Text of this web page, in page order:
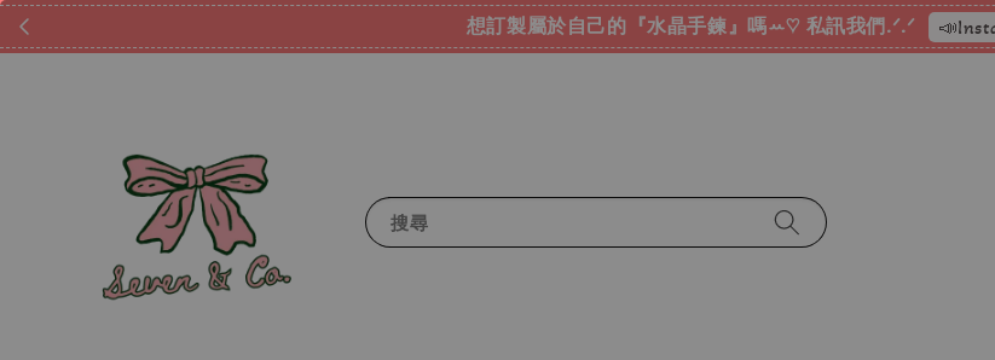
想訂製屬於自己的『水晶手鍊』嗎ꕀ♡ 私訊我們.ᐟ.ᐟ
搜尋